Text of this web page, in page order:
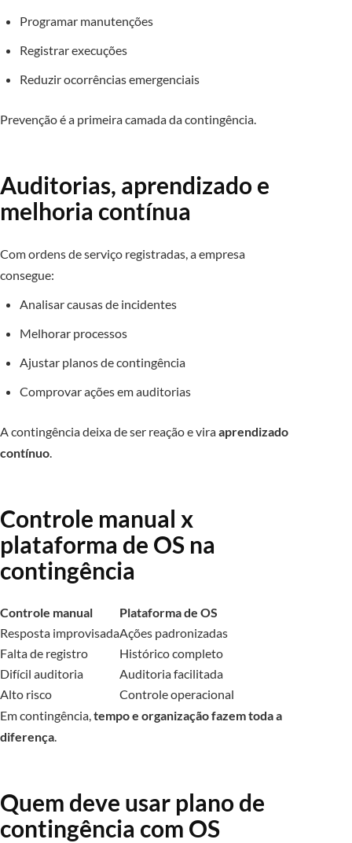
Programar manutenções
Registrar execuções
Reduzir ocorrências emergenciais
Prevenção é a primeira camada da contingência.
Auditorias, aprendizado e
melhoria contínua
Com ordens de serviço registradas, a empresa
consegue:
Analisar causas de incidentes
Melhorar processos
Ajustar planos de contingência
Comprovar ações em auditorias
A contingência deixa de ser reação e viraaprendizado
contínuo
Controle manual x
plataforma de OS na
contingência
Controle manual
Plataforma de OS
Resposta improvisadaAções padronizadas
Falta de registro
Histórico completo
Difícil auditoria
Auditoria facilitada
Alto risco
Controle operacional
Em contingência, tempo e organização fazem toda a
diferença
Quem deve usar plano de
contingência com OS